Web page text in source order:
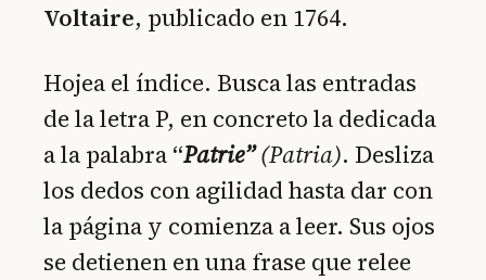
Voltaire, publicado en 1764.
Hojea el índice. Busca las entradas
de la letra P, en concreto la dedicada
a la palabra “Patrie”(Patria). Desliza
los dedos con agilidad hasta dar con
la página y comienza a leer. Sus ojos
se detienen en una frase que relee